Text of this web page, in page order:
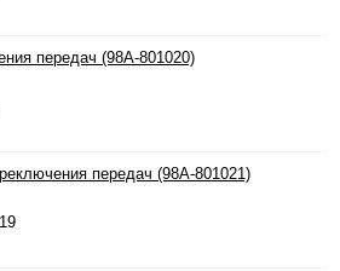
передач (98A-801020)
передач (98A-801021)